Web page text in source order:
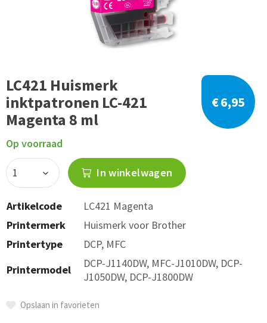
LC421 Huismerk
inktpatronen LC-421
Magenta 8 ml
€ 6,95
Op voorraad
In winkelwagen
Artikelcode
LC421 Magenta
Printermerk
Huismerk voor Brother
Printertype
DCP, MFC
Printermodel
DCP-J1140DW, MFC-J1010DW, DCP-
J1050DW, DCP-J1800DW
Opslaan in favorieten